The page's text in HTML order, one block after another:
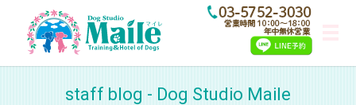
staff blog - Dog Studio Maile